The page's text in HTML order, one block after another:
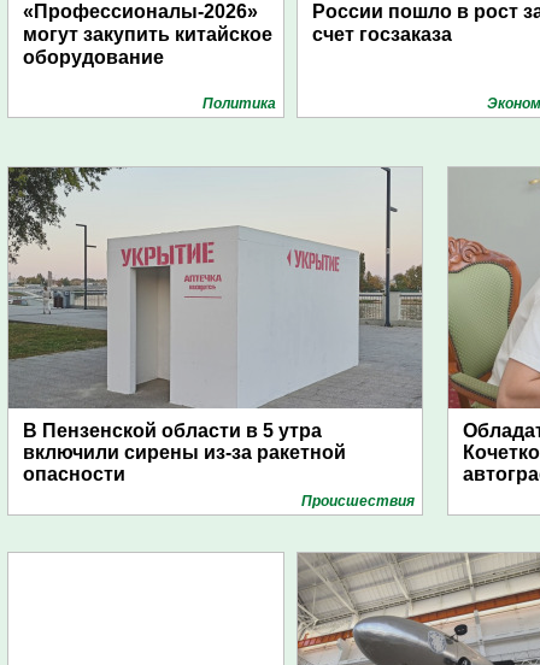
«Профессионалы-2026»
могут закупить китайское
оборудование
Политика
России пошло в рост
счет госзаказа
В Пензенской области в 5 утра
включили сирены из-за ракетной
опасности
Проиcшествия